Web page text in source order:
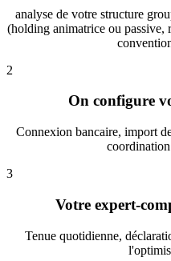
analyse de votre structure
(holding animatrice ou passive,
2
On configure
Connexion bancaire, import
3
Votre expert-
Tenue quotidienne,